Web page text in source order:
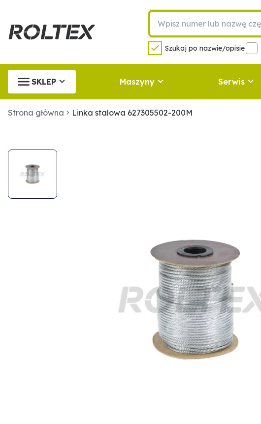
Szukaj po nazwie/opisie
SKLEP Maszyny Serwis
Strona główna Linka stalowa 627305502-200M